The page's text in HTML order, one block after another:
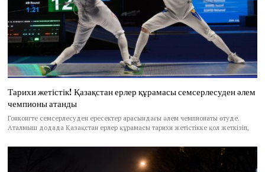
Тарихи жетістік! Қазақстан ерлер құрамасы семсерлесуден әлем
чемпионы атанды
Гонконгте семсерлесуден ересектер арасындағы әлем чемпионаты өтуде.
Аталмыш додада Қазақстан ерлер құрамасы тарихи жетістікке қол жеткізіп,